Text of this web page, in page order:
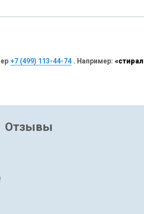
+7 (499) 113-44-74 . Например:
Отзывы